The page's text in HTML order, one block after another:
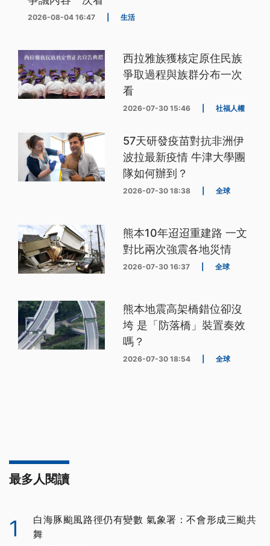
2026-08-04 16:47 生活
西拉雅族獲核定原住民族
爭取過程與族群分布一次
看
2026-07-30 15:46 社福人權
57天研發疫苗對抗非洲伊
波拉最新疫情 牛津大學團
隊如何辦到？
2026-07-30 18:38 全球
熊本10年迢迢重建路 一文
對比兩次強震各地災情
2026-07-30 16:37 全球
熊本地震高架橋錯位卻沒
垮 是「防落橋」裝置奏效
嗎？
2026-07-30 18:54 全球
最多人閱讀
1
白海豚颱風路徑仍有變數 氣象署：不會形成三颱共
舞